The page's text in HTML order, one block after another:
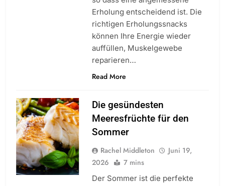
Erholung entscheidend ist. Die
richtigen Erholungssnacks
können Ihre Energie wieder
auffüllen, Muskelgewebe
reparieren…
Read More
Die gesündesten
Meeresfrüchte für den
Sommer
Rachel Middleton
Juni 19,
2026
7 mins
Der Sommer ist die perfekte